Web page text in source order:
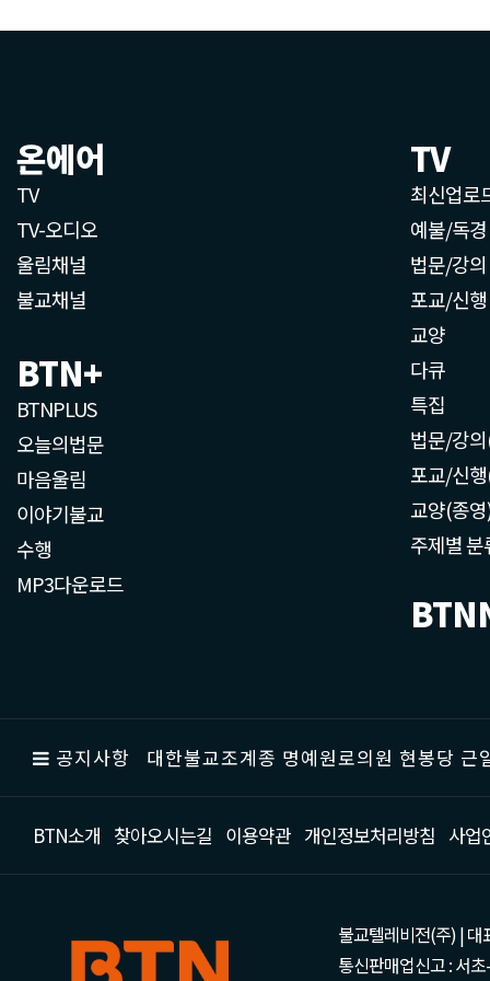
온에어
TV
TV-오디오
울림채널
불교채널
BTN+
BTNPLUS
오늘의법문
마음울림
이야기불교
수행
MP3다운로드
TV
최신업로
예불/독경
법문/강의
포교/신행
교양
다큐
특집
법문/강
포교/신
교양(종
주제별 분
공지사항 대한불교조계종 명예원로의원 현봉당
BTN소개 찾아오시는길 이용약관 개인정보처리방침 사업
불교텔레비전(주) | 대
통신판매업신고 : 서